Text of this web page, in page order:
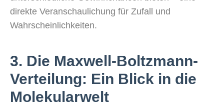
direkte Veranschaulichung für Zufall und
Wahrscheinlichkeiten.
3. Die Maxwell-Boltzmann-
Verteilung: Ein Blick in die
Molekularwelt